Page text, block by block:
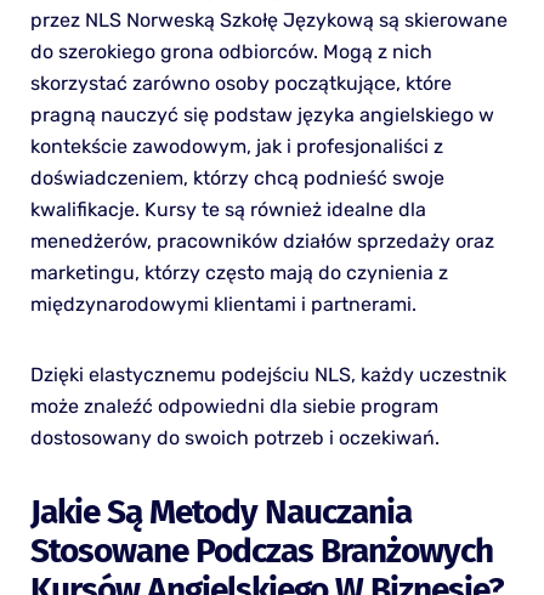
przez NLS Norweską Szkołę Językową są skierowane
do szerokiego grona odbiorców. Mogą z nich
skorzystać zarówno osoby początkujące, które
pragną nauczyć się podstaw języka angielskiego w
kontekście zawodowym, jak i profesjonaliści z
doświadczeniem, którzy chcą podnieść swoje
kwalifikacje. Kursy te są również idealne dla
menedżerów, pracowników działów sprzedaży oraz
marketingu, którzy często mają do czynienia z
międzynarodowymi klientami i partnerami.
Dzięki elastycznemu podejściu NLS, każdy uczestnik
może znaleźć odpowiedni dla siebie program
dostosowany do swoich potrzeb i oczekiwań.
Jakie Są Metody Nauczania
Stosowane Podczas Branżowych